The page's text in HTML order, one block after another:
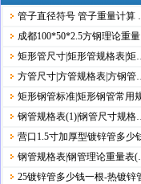
管子直径符号 管子重量计算
成都100*50*2.5方钢理论重
矩形管尺寸|矩形管规格表|
方管尺寸|方管规格表|方钢
矩形钢管标准|矩形钢管常用
钢管规格表(1)|钢管尺寸规
营口1.5寸加厚型镀锌管多少
钢管规格表|钢管理论重量表
25镀锌管多少钱一根-热镀